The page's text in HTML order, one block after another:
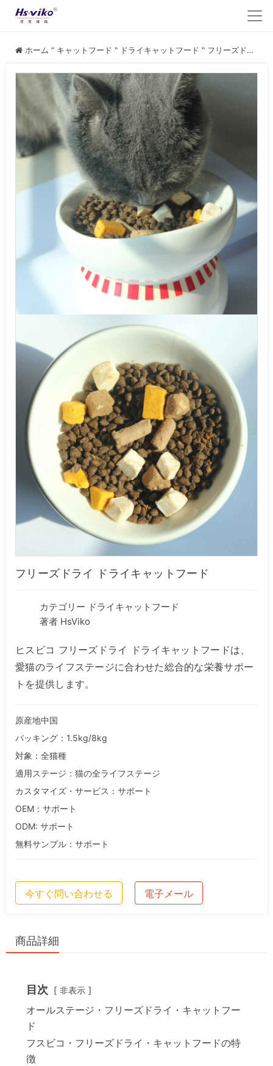
ホーム " キャットフード " ドライキャットフード " フリーズドライ ドライキャットフード
フリーズドライ ドライキャットフード
カテゴリー ドライキャットフード
著者 HsViko
ヒスビコ フリーズドライ ドライキャットフードは、
愛猫のライフステージに合わせた総合的な栄養サポー
トを提供します。
原産地中国
パッキング：1.5kg/8kg
対象：全猫種
適用ステージ：猫の全ライフステージ
カスタマイズ・サービス：サポート
OEM：サポート
ODM: サポート
無料サンプル：サポート
今すぐ問い合わせる 電子メール
商品詳細
目次 非表示
オールステージ・フリーズドライ・キャットフー
ド
フスビコ・フリーズドライ・キャットフードの特
徴